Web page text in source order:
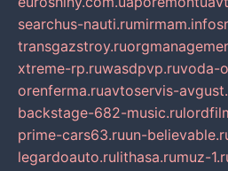
searchus-nauti.rumirmam.info
transgazstroy.ru
xtreme-rp.ruwasdpvp.ruvoda-
orenferma.ruavtoservis-
backstage-682-music.ru
prime-cars63.ruun-
legardoauto.rulithasa.rumuz-